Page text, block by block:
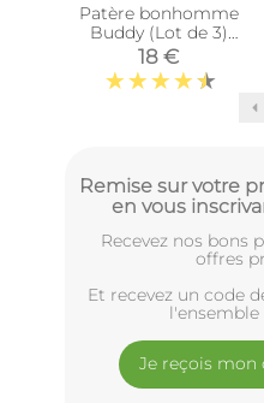
Patère bonhomme
Buddy (Lot de 3)
(Lilas - Menthe -
Blanc)
18 €
Remise sur votre
en vous
Recevez nos bons
offres
Et recevez un code
Je reçois mon